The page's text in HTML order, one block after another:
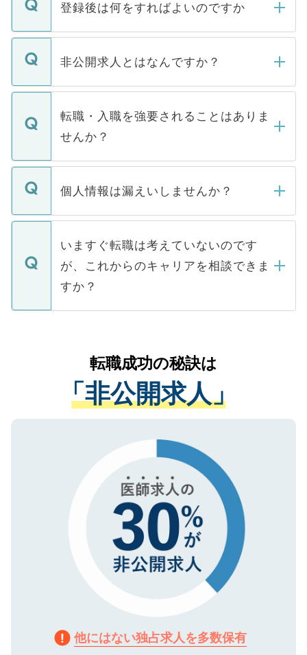
登録後は何をすればよいのですか
ご登録いただきましたら、弊社担当者がご
登録内容を確認し、その後メールもしくは
ます。通常、5営業日以内にはご連絡をせて
いただきますので、しばらくお待ちくださ
非公開求人とはなんですか？
マイナビDOCTORで取り扱っている求人の
うち約3割は、Webサイトからご覧いただ
けない「非公開求人」です。非公開求人は
下記の理由によって、一般には公開してい
ません。
■応募殺到を避けるため 人気のある医療機
関を公にしてしまうと、応募が殺到する場
に、医療機関が求める条件に合った人材の
みを人材紹介会社に依頼するケースが増え
ています。
転職・入職を強要されることはありま
せんか？
転職・入職を強要することは一切ありませ
ん。また、仮に応募先から内定をいただい
定を承諾する必要はありません。内定先へ
の辞退の連絡はキャリアパートナーが行い
個人情報は漏えいしませんか？
個人情報が漏えいすることはありませんの
で、ご安心ください。当サイトからの登録
などで収集したご登録者様の個人情報は、
ご本人のキャリアアップおよび転職活動の
支援を目的に使用いたします。お預かりし
ているすべての個人データはご本人の許可
は、個人情報の取り扱いについての厳密な
管理基準を満たした事業者のみに付与され
る、プライバシーマークを取得済みです。
で、機密保持に関してもご安心ください。
いますぐ転職は考えていないのです
が、これからのキャリアを相談できま
すか？
かがいして、現在の医療機関の状況や紹介
経験をまじえながら、適切なアドバイスを
させていただきます。すぐにご転職をされ
ない方には、長期的なサポートが可能です
ので、まずはご登録ください。
転職成功の秘訣は
「非公開求人」
他にはない独占求人を多数保有